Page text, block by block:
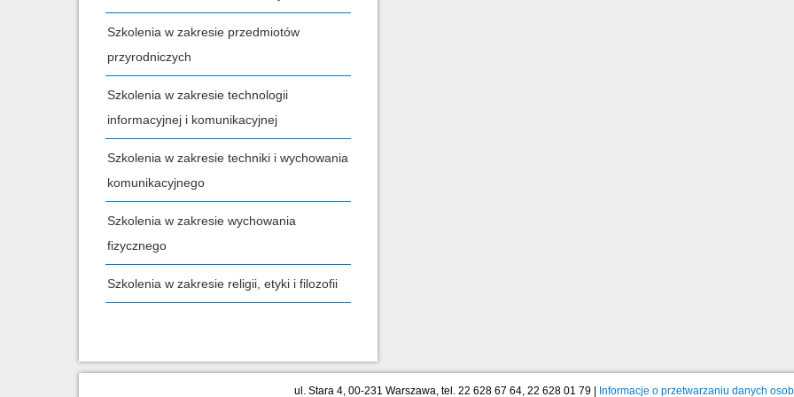
Szkolenia w zakresie przedmiotów
przyrodniczych
Szkolenia w zakresie technologii
informacyjnej i komunikacyjnej
Szkolenia w zakresie techniki i wychowania
komunikacyjnego
Szkolenia w zakresie wychowania
fizycznego
Szkolenia w zakresie religii, etyki i filozofii
ul. Stara 4, 00-231 Warszawa, tel. 22 628 67 64, 22 628 01 79 | Informacje o przetwarzaniu danych